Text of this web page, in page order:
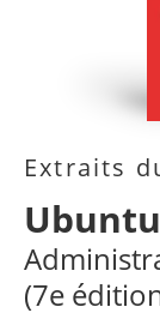
Extraits
Ubuntu
(7e